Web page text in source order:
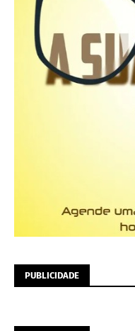
PUBLICIDADE